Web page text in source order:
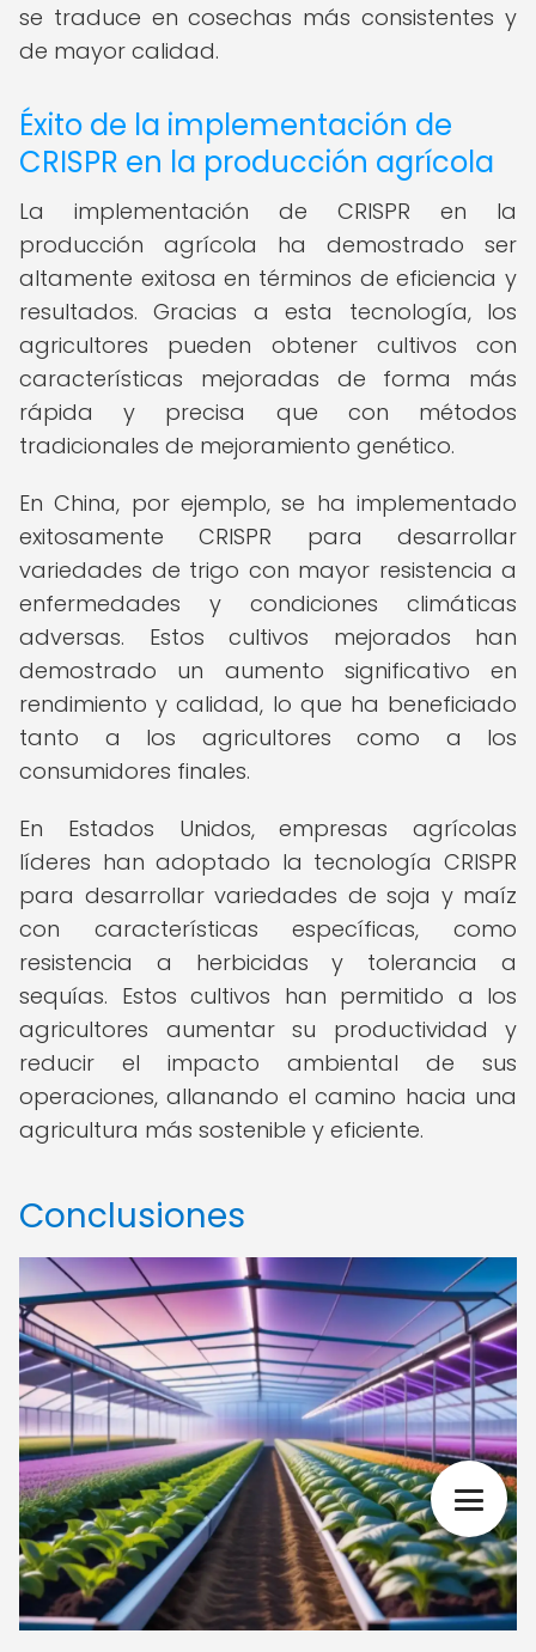
se traduce en cosechas más consistentes y
de mayor calidad.
Éxito de la implementación de
CRISPR en la producción agrícola
La implementación de CRISPR en la
producción agrícola ha demostrado ser
altamente exitosa en términos de eficiencia y
resultados. Gracias a esta tecnología, los
agricultores pueden obtener cultivos con
características mejoradas de forma más
rápida y precisa que con métodos
tradicionales de mejoramiento genético.
En China, por ejemplo, se ha implementado
exitosamente CRISPR para desarrollar
variedades de trigo con mayor resistencia a
enfermedades y condiciones climáticas
adversas. Estos cultivos mejorados han
demostrado un aumento significativo en
rendimiento y calidad, lo que ha beneficiado
tanto a los agricultores como a los
consumidores finales.
En Estados Unidos, empresas agrícolas
líderes han adoptado la tecnología CRISPR
para desarrollar variedades de soja y maíz
con características específicas, como
resistencia a herbicidas y tolerancia a
sequías. Estos cultivos han permitido a los
agricultores aumentar su productividad y
reducir el impacto ambiental de sus
operaciones, allanando el camino hacia una
agricultura más sostenible y eficiente.
Conclusiones